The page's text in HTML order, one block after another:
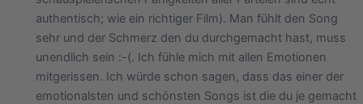
authentisch; wie ein richtiger Film). Man fühlt den Song
sehr und der Schmerz den du durchgemacht hast, muss
unendlich sein :-(. Ich fühle mich mit allen Emotionen
mitgerissen. Ich würde schon sagen, dass das einer der
emotionalsten und schönsten Songs ist die du je gemacht